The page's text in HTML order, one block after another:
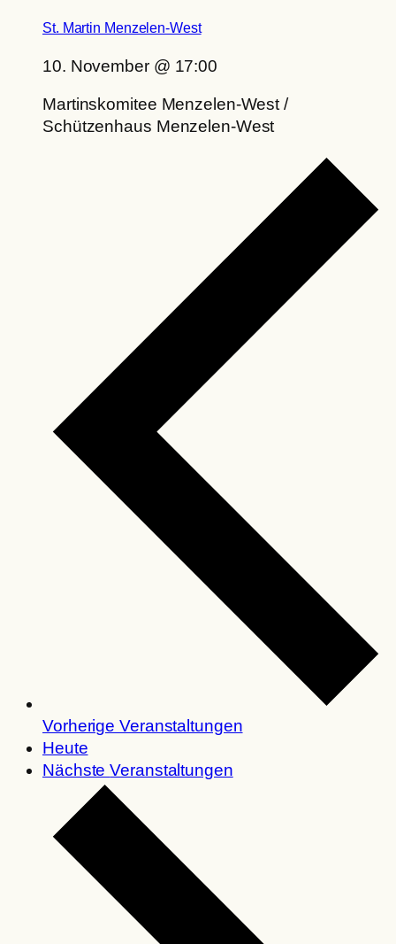
St. Martin Menzelen-West
10. November @ 17:00
Martinskomitee Menzelen-West /
Schützenhaus Menzelen-West
VorherigeVeranstaltungen
Heute
NächsteVeranstaltungen